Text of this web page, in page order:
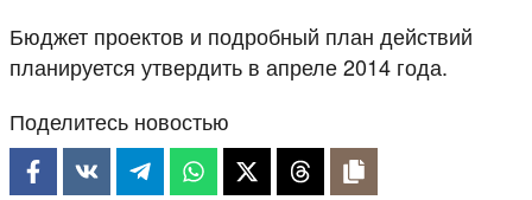
Бюджет проектов и подробный план действий
планируется утвердить в апреле 2014 года.
Поделитесь новостью